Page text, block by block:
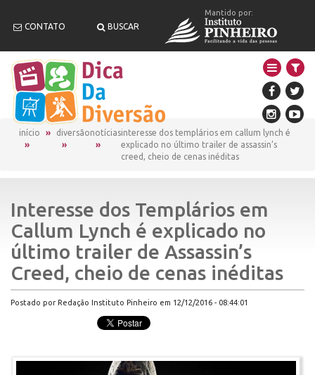
CONTATO BUSCAR
Mantido por:
início diversãonotíciasinteresse dos templários em callum lynch é
explicado no último trailer de assassin’s
creed, cheio de cenas inéditas
Interesse dos Templários em
Callum Lynch é explicado no
último trailer de Assassin’s
Creed, cheio de cenas inéditas
Postado por Redação Instituto Pinheiro em 12/12/2016 - 08:44:01